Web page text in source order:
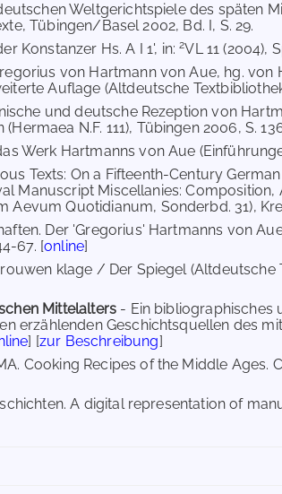
Weltgerichtspiele des späten
Tübingen/Basel 2002, Bd. I, S. 29.
Konstanzer Hs. A I 1', in:2VL 11 (2004),
von Hartmann von Aue, hg. von
Auflage (Altdeutsche
und deutsche Rezeption von
N.F. 111), Tübingen 2006, S.
Werk Hartmanns von Aue
Texts: On a Fifteenth-Century German
Manuscript Miscellanies:
Aevum Quotidianum, Sonderbd. 31),
Der 'Gregorius' Hartmanns von
67. [online]
klage / Der Spiegel (Altdeutsche
Mittelalters - Ein bibliographisches
erzählenden Geschichtsquellen des
] [zur Beschreibung]
Cooking Recipes of the Middle Ages.
A digital representation of